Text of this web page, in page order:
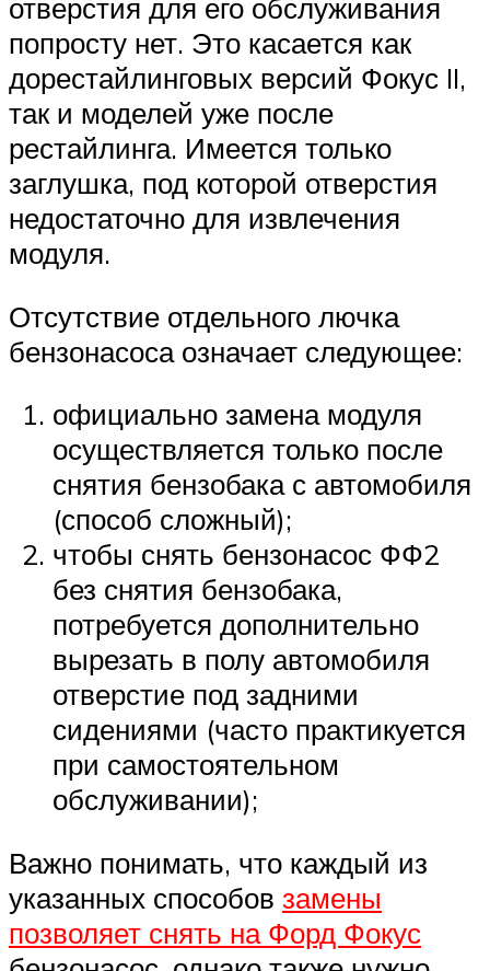
отверстия для его обслуживания
попросту нет. Это касается как
дорестайлинговых версий Фокус II,
так и моделей уже после
рестайлинга. Имеется только
заглушка, под которой отверстия
недостаточно для извлечения
модуля.
Отсутствие отдельного лючка
бензонасоса означает следующее:
официально замена модуля
осуществляется только после
снятия бензобака с автомобиля
(способ сложный);
чтобы снять бензонасос ФФ2
без снятия бензобака,
потребуется дополнительно
вырезать в полу автомобиля
отверстие под задними
сидениями (часто практикуется
при самостоятельном
обслуживании);
Важно понимать, что каждый из
указанных способов замены
позволяет снять на Форд Фокус